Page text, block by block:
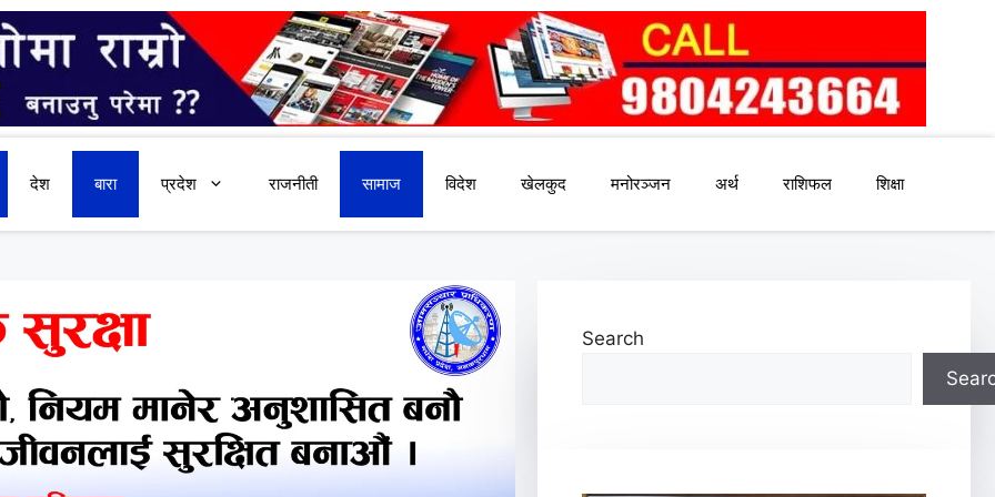
देश बारा प्रदेश राजनीती सामाज विदेश खेलकुद मनोरञ्जन अर्थ राशिफल शिक्षा
Search